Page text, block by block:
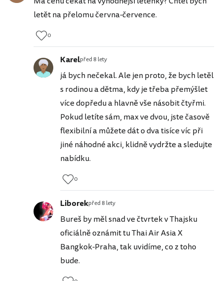
letět na přelomu června-července.
0
Karelpřed 8 lety
já bych nečekal. Ale jen proto, že bych letěl
s rodinou a dětma, kdy je třeba přemýšlet
více dopředu a hlavně vše násobit čtyřmi.
Pokud letíte sám, max ve dvou, jste časově
flexibilní a můžete dát o dva tisíce víc při
jiné náhodné akci, klidně vydržte a sledujte
nabídku.
0
Liborekpřed 8 lety
Bureš by měl snad ve čtvrtek v Thajsku
oficiálně oznámit tu Thai Air Asia X
Bangkok-Praha, tak uvidíme, co z toho
bude.